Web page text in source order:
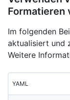
Formatieren
Im folgenden
aktualisiert und
Weitere
YAML